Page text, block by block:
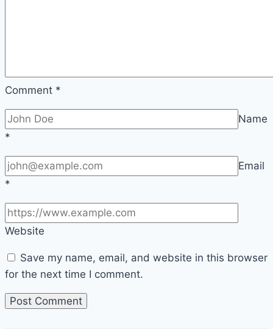
Comment *
Name
*
Email
*
Website
Save my name, email, and website in this browser
for the next time I comment.